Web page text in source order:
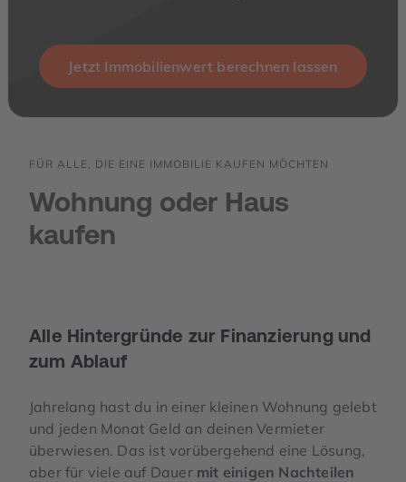
Jetzt Immobilienwert berechnen lassen
FÜR ALLE, DIE EINE IMMOBILIE KAUFEN MÖCHTEN
Wohnung oder Haus
kaufen
Alle Hintergründe zur Finanzierung und
zum Ablauf
Jahrelang hast du in einer kleinen Wohnung gelebt
und jeden Monat Geld an deinen Vermieter
überwiesen. Das ist vorübergehend eine Lösung,
aber für viele auf Dauer mit einigen Nachteilen